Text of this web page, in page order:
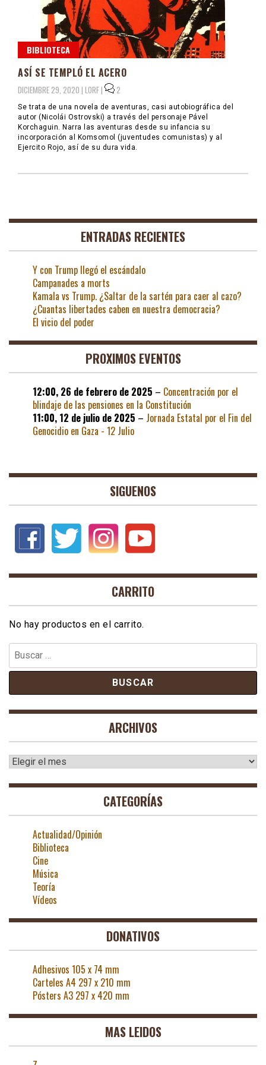
BIBLIOTECA
ASÍ SE TEMPLÓ EL ACERO
DICIEMBRE 29, 2020 | LORF| 2
Se trata de una novela de aventuras, casi autobiográfica del
autor (Nicolái Ostrovski) a través del personaje Pável
Korchaguin. Narra las aventuras desde su infancia su
incorporación al Komsomol (juventudes comunistas) y al
Ejercito Rojo, así de su dura vida.
ENTRADAS RECIENTES
Y con Trump llegó el escándalo
Campanades a morts
Kamala vs Trump. ¿Saltar de la sartén para caer al cazo?
¿Cuantas libertades caben en nuestra democracia?
El vicio del poder
PROXIMOS EVENTOS
12:00, 26 de febrero de 2025 – Concentración por el
blindaje de las pensiones en la Constitución
11:00, 12 de julio de 2025 – Jornada Estatal por el Fin del
Genocidio en Gaza - 12 Julio
SIGUENOS
CARRITO
No hay productos en el carrito.
Buscar:
ARCHIVOS
Archivos
CATEGORÍAS
Actualidad/Opinión
Biblioteca
Cine
Música
Teoría
Vídeos
DONATIVOS
Adhesivos 105 x 74 mm
Carteles A4 297 x 210 mm
Pósters A3 297 x 420 mm
MAS LEIDOS